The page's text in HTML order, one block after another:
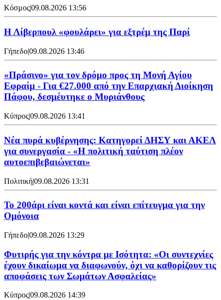
Κόσμος|09.08.2026 13:56
Η Λίβερπουλ «φουλάρει» για εξτρέμ της Παρί
Γήπεδο|09.08.2026 13:46
«Πράσινο» για τον δρόμο προς τη Μονή Αγίου
Εφραίμ - Για €27.000 από την Επαρχιακή Διοίκηση
Πάφου, δεσμέυτηκε ο Μυριάνθους
Κύπρος|09.08.2026 13:41
Νέα πυρά κυβέρνησης: Κατηγορεί ΔΗΣΥ και ΑΚΕΛ
για συνεργασία - «Η πολιτική ταύτιση πλέον
αυτοεπιβεβαιώνεται»
Πολιτική|09.08.2026 13:31
Το 200άρι είναι κοντά και είναι επίτευγμα για την
Ομόνοια
Γήπεδο|09.08.2026 13:29
Φυτιρής για την κόντρα με Ισότητα: «Οι συντεχνίες
έχουν δικαίωμα να διαφωνούν, όχι να καθορίζουν τις
αποφάσεις των Σωμάτων Ασφαλείας»
Κύπρος|09.08.2026 14:39